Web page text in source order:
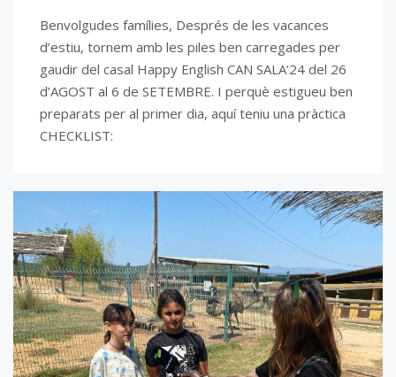
Benvolgudes famílies, Després de les vacances
d’estiu, tornem amb les piles ben carregades per
gaudir del casal Happy English CAN SALA’24 del 26
d’AGOST al 6 de SETEMBRE. I perquè estigueu ben
preparats per al primer dia, aquí teniu una pràctica
CHECKLIST: